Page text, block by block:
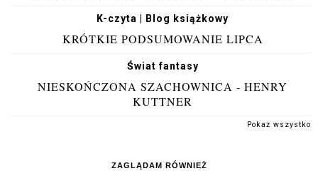
K-czyta | Blog książkowy
KRÓTKIE PODSUMOWANIE LIPCA
Świat fantasy
NIESKOŃCZONA SZACHOWNICA - HENRY
KUTTNER
Pokaż wszystko
ZAGLĄDAM RÓWNIEŻ